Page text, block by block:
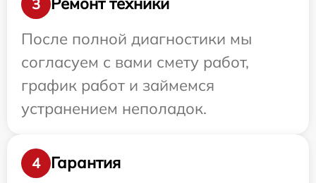
3
После полной диагностики мы
согласуем с вами смету работ,
график работ и займемся
устранением неполадок.
4 Гарантия